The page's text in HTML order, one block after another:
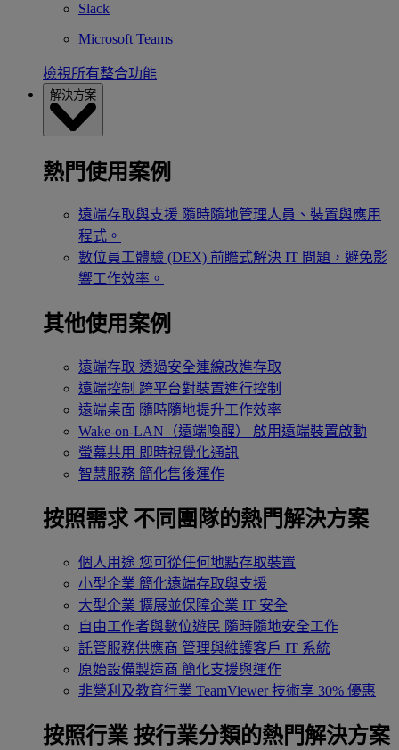
Slack
Microsoft Teams
檢視所有整合功能
解決方案
熱門使用案例
遠端存取與支援 隨時隨地管理人員、裝置與應用
程式。
數位員工體驗 (DEX) 前瞻式解決 IT 問題，避免影
響工作效率。
其他使用案例
遠端存取 透過安全連線改進存取
遠端控制 跨平台對裝置進行控制
遠端桌面 隨時隨地提升工作效率
Wake-on-LAN（遠端喚醒）
啟用遠端裝置啟動
螢幕共用 即時視覺化通訊
智慧服務 簡化售後運作
按照需求 不同團隊的熱門解決方案
個人用途 您可從任何地點存取裝置
小型企業 簡化遠端存取與支援
大型企業 擴展並保障企業 IT 安全
自由工作者與數位遊民 隨時隨地安全工作
託管服務供應商 管理與維護客戶 IT 系統
原始設備製造商 簡化支援與運作
非營利及教育行業 TeamViewer 技術享 30% 優惠
按照行業 按行業分類的熱門解決方案